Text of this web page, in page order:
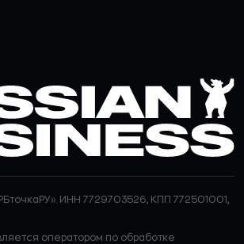
ИНН 7729703526, КПП 772501001,
оператором по обработке